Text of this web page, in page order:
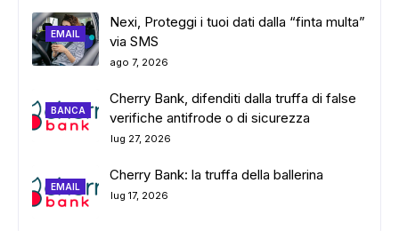
ADS
EMAIL
Nexi, Proteggi i tuoi dati dalla “finta multa”
via SMS
ago 7, 2026
BANCA
Cherry Bank, difenditi dalla truffa di false
verifiche antifrode o di sicurezza
lug 27, 2026
EMAIL
Cherry Bank: la truffa della ballerina
lug 17, 2026